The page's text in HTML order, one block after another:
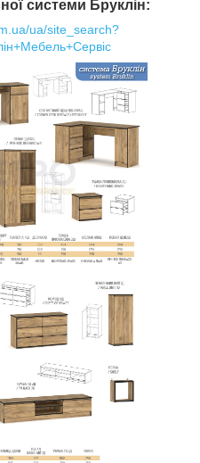
системи Бруклін:
ua/site_search?